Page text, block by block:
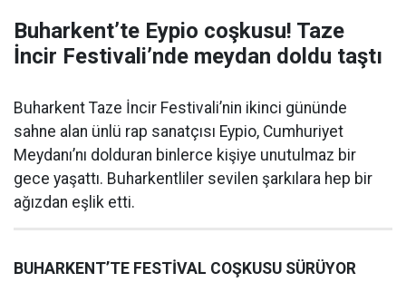
Buharkent’te Eypio coşkusu! Taze
İncir Festivali’nde meydan doldu taştı
Buharkent Taze İncir Festivali’nin ikinci gününde
sahne alan ünlü rap sanatçısı Eypio, Cumhuriyet
Meydanı’nı dolduran binlerce kişiye unutulmaz bir
gece yaşattı. Buharkentliler sevilen şarkılara hep bir
ağızdan eşlik etti.
BUHARKENT’TE FESTİVAL COŞKUSU SÜRÜYOR